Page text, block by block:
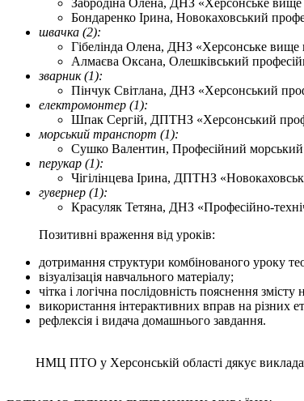
Бондаренко Ірина, Новокаховський
швачка (2):
Гібелінда Олена, ДНЗ «Херсонське вище
Алмаєва Оксана, Олешківський
зварник (1):
Пінчук Світлана, ДНЗ «Херсонський
електромонтер (1):
Шпак Сергій, ДПТНЗ «Херсонський
морський транспорт (1):
Сушко Валентин, Професійний
перукар (1):
Чігілінцева Ірина, ДПТНЗ
гувернер (1):
Красуляк Тетяна, ДНЗ «Професійно-
Позитивні враження від уроків:
дотримання структури комбінованого уроку
візуалізація навчального матеріалу;
чітка і логічна послідовність пояснення
використання інтерактивних вправ на різних
рефлексія і видача домашнього завдання.
НМЦ ПТО у Херсонській області дякує